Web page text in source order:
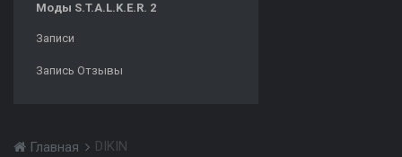
Моды S.T.A.L.K.E.R. 2
Записи
Запись Отзывы
Главная DIKIN